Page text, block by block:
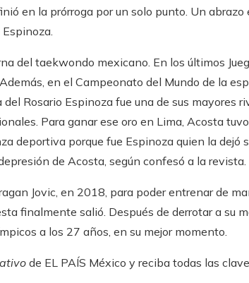
en la prórroga por un solo punto. Un abrazo
del taekwondo mexicano. En los últimos
en el Campeonato del Mundo de la
Rosario Espinoza fue una de sus mayores
Para ganar ese oro en Lima, Acosta
deportiva porque fue Espinoza quien la dejó
de Acosta, según confesó a la revista.
Jovic, en 2018, para poder entrenar de
finalmente salió. Después de derrotar a su
a los 27 años, en su mejor momento.
de EL PAÍS México y reciba todas las